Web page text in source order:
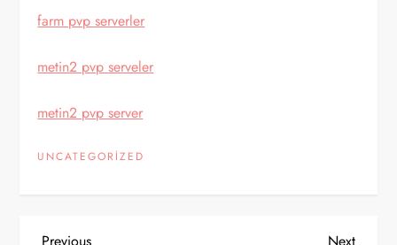
farm pvp serverler
metin2 pvp serveler
metin2 pvp server
UNCATEGORIZED
Previous
Next